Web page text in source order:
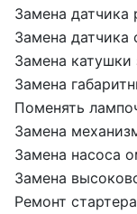
Замена датчика
Замена датчика
Замена катушки
Замена
Поменять
Замена
Замена насоса
Замена
Ремонт стартера